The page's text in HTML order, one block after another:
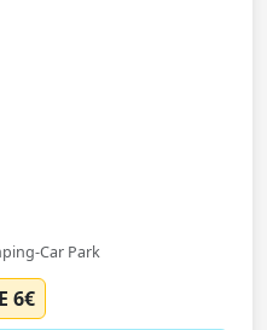
Car Park
6€